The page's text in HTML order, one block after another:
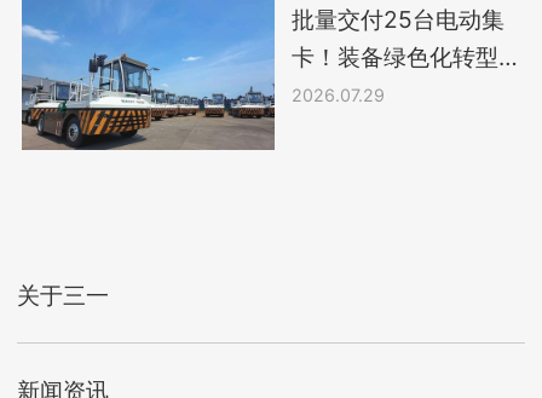
批量交付25台电动集
卡！装备绿色化转型
进行时
2026.07.29
关于三一
新闻资讯